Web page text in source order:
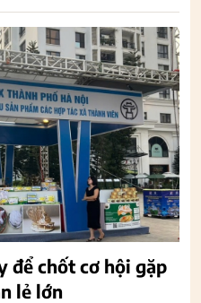
để chốt cơ hội gặp
lẻ lớn